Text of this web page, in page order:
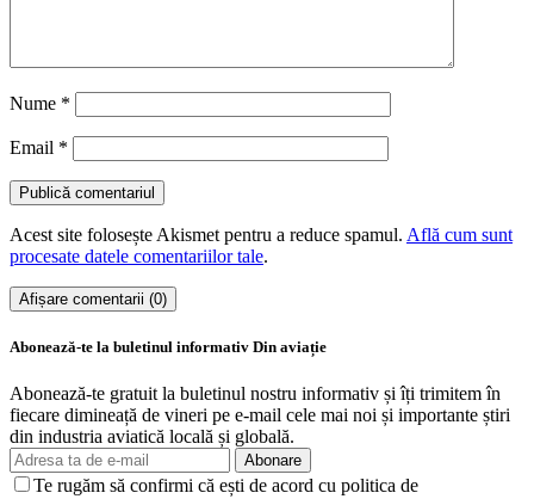
Nume *
Email *
Acest site folosește Akismet pentru a reduce spamul. Află cum sunt
procesate datele comentariilor tale.
Afișare comentarii (0)
Abonează-te la buletinul informativ Din aviație
Abonează-te gratuit la buletinul nostru informativ și îți trimitem în
fiecare dimineață de vineri pe e-mail cele mai noi și importante știri
din industria aviatică locală și globală.
Abonare
Te rugăm să confirmi că ești de acord cu politica de